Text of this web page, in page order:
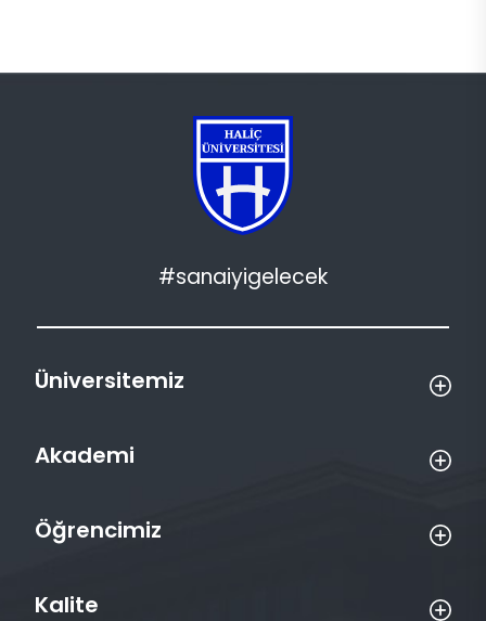
#sanaiyigelecek
Üniversitemiz
Akademi
Öğrencimiz
Kalite